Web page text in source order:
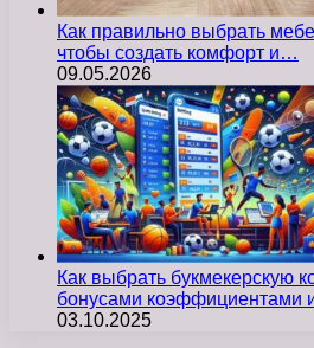
Как правильно выбрать
чтобы создать комфорт и…
09.05.2026
Как выбрать букмекерскую
бонусами коэффициентами
03.10.2025